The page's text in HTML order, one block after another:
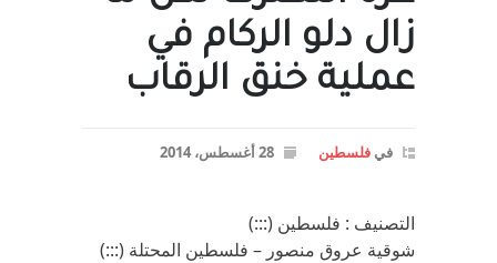
زال دلو الركام في
عملية خنق الرقاب
في فلسطين 28 أغسطس، 2014
التصنيف : فلسطين (:::)
شوقية عروق منصور – فلسطين المحتلة (:::)